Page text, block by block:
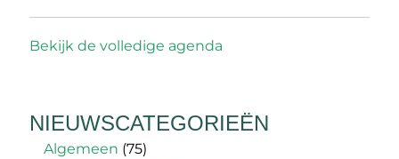
Bekijk de volledige agenda
NIEUWSCATEGORIEËN
Algemeen (75)